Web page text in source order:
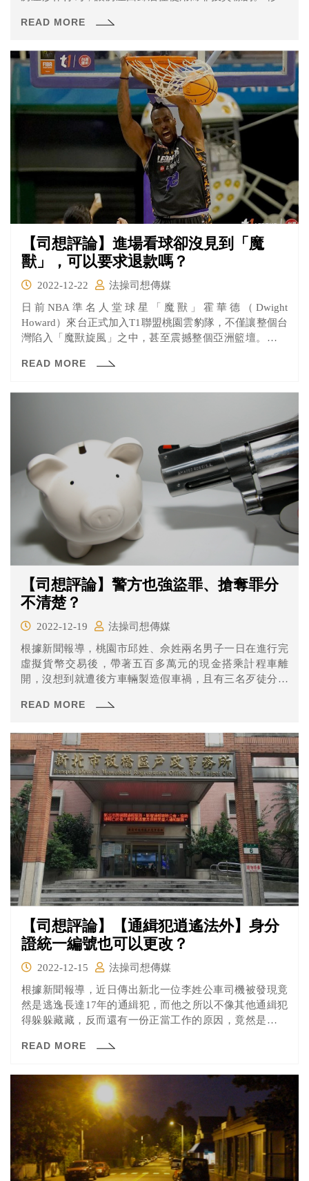
READ MORE
【司想評論】進場看球卻沒見到「魔
獸」，可以要求退款嗎？
2022-12-22
法操司想傳媒
日前NBA準名人堂球星「魔獸」霍華德（Dwight
Howard）來台正式加入T1聯盟桃園雲豹隊，不僅讓整個台
灣陷入「魔獸旋風」之中，甚至震撼整個亞洲籃壇。在他
預售票皆在短時間內銷售一空，可見全台球迷都可望親眼
READ MORE
【司想評論】警方也強盜罪、搶奪罪分
不清楚？
2022-12-19
法操司想傳媒
根據新聞報導，桃園市邱姓、佘姓兩名男子一日在進行完
虛擬貨幣交易後，帶著五百多萬元的現金搭乘計程車離
開，沒想到就遭後方車輛製造假車禍，且有三名歹徒分別
報案後，卻發現派出所員警竟然只以「搶奪罪」受理，而
READ MORE
【司想評論】【通緝犯逍遙法外】身分
證統一編號也可以更改？
2022-12-15
法操司想傳媒
根據新聞報導，近日傳出新北一位李姓公車司機被發現竟
然是逃逸長達17年的通緝犯，而他之所以不像其他通緝犯
得躲躲藏藏，反而還有一份正當工作的原因，竟然是因為
到犯罪紀錄，直到最近因其他案被調查才被發現其實有案
律依據是什麼？一起來看看法操的分析。
READ MORE